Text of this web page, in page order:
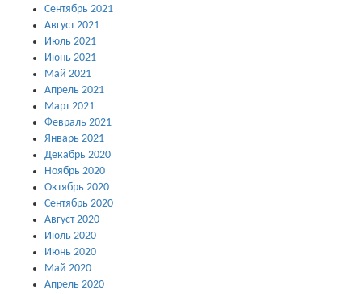
Сентябрь 2021
Август 2021
Июль 2021
Июнь 2021
Май 2021
Апрель 2021
Март 2021
Февраль 2021
Январь 2021
Декабрь 2020
Ноябрь 2020
Октябрь 2020
Сентябрь 2020
Август 2020
Июль 2020
Июнь 2020
Май 2020
Апрель 2020